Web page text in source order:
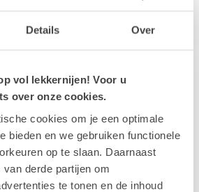
Details Over
vol lekkernijen! Voor u
over onze cookies.
cookies om je een optimale
bieden en we gebruiken functionele
op te slaan. Daarnaast
derde partijen om
te tonen en de inhoud